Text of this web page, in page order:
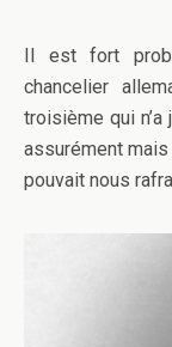
Il est fort
chancelier
troisième qui
assurément mais
pouvait nous